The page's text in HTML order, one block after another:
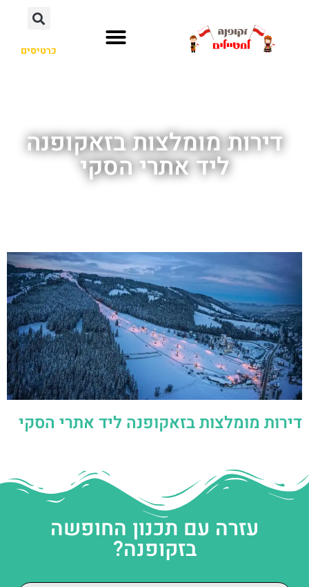
כרטיסים
דירות מומלצות בזאקופנה
ליד אתרי הסקי
דירות מומלצות בזאקופנה ליד אתרי הסקי
עזרה עם תכנון החופשה
בזקופנה?